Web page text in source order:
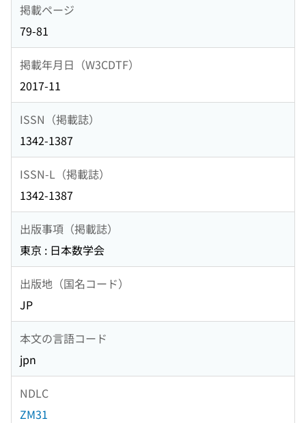
掲載ページ
79-81
掲載年月日（W3CDTF）
2017-11
ISSN（掲載誌）
1342-1387
ISSN-L（掲載誌）
1342-1387
出版事項（掲載誌）
東京 : 日本数学会
出版地（国名コード）
JP
本文の言語コード
jpn
NDLC
ZM31